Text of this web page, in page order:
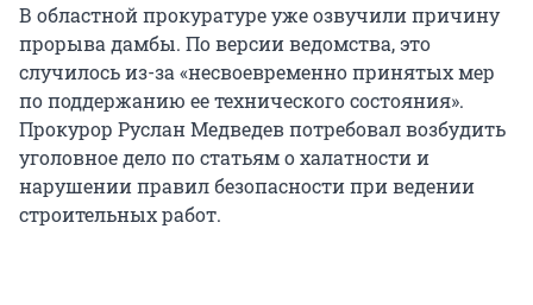
В областной прокуратуре уже озвучили причину
прорыва дамбы. По версии ведомства, это
случилось из-за «несвоевременно принятых мер
по поддержанию ее технического состояния».
Прокурор Руслан Медведев потребовал возбудить
уголовное дело по статьям о халатности и
нарушении правил безопасности при ведении
строительных работ.